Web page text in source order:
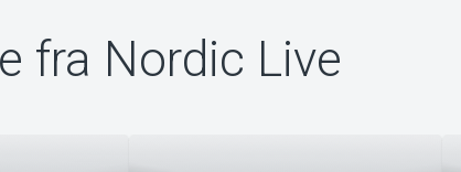
fra Nordic Live